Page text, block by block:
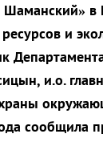
Шаманский»
и
и.о.
сообщила